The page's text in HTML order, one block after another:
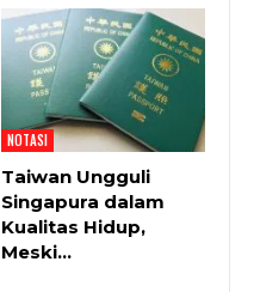
NOTASI
Taiwan Ungguli
Singapura dalam
Kualitas Hidup,
Meski…